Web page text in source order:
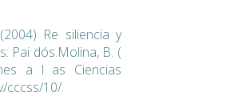
Re siliencia y
Pai dós.Molina, B. (
a l as Ciencias
cccss/10/.